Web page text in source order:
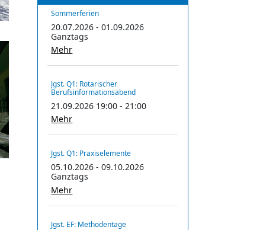
Sommerferien
20.07.2026 - 01.09.2026
Ganztags
Mehr
Jgst. Q1: Rotarischer
Berufsinformationsabend
21.09.2026 19:00 - 21:00
Mehr
Jgst. Q1: Praxiselemente
05.10.2026 - 09.10.2026
Ganztags
Mehr
Jgst. EF: Methodentage